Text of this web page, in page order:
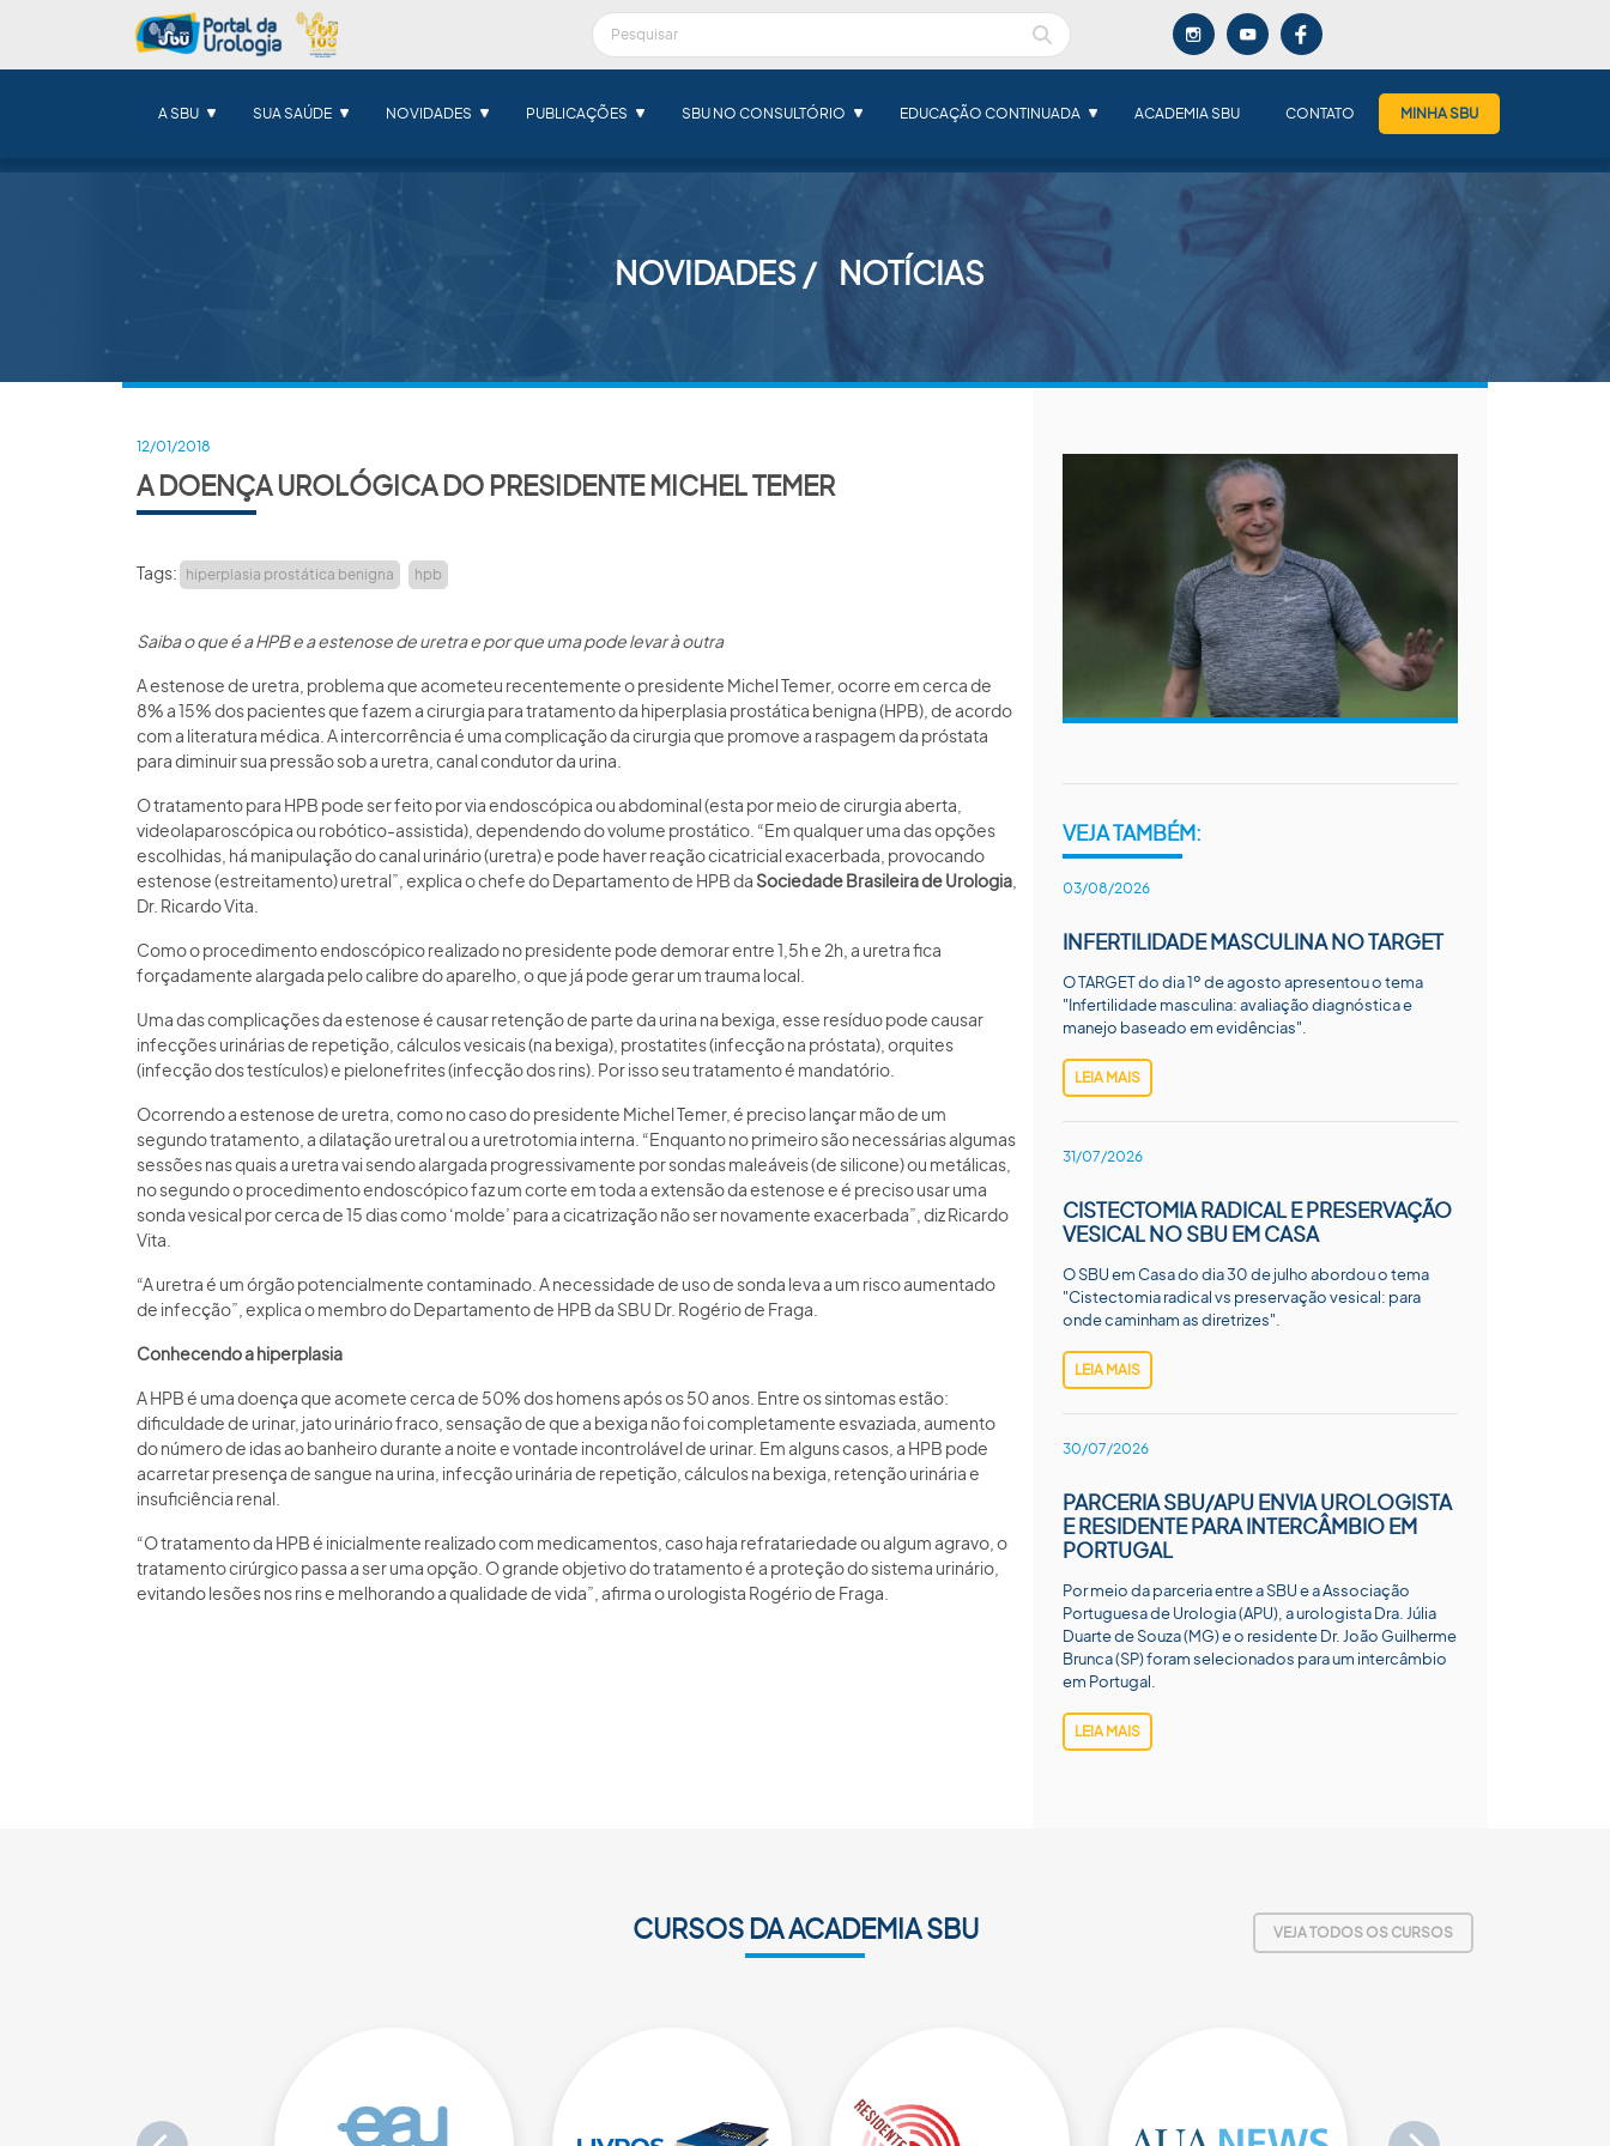
A SBU SUA SAÚDE NOVIDADES PUBLICAÇÕES SBU NO CONSULTÓRIO EDUCAÇÃO CONTINUADA ACADEMIA SBU CONTATO MINHA SBU
NOVIDADES NOTÍCIAS
12/01/2018
A DOENÇA UROLÓGICA DO PRESIDENTE MICHEL TEMER
Tags: hiperplasia prostática benigna hpb
Saiba o que é a HPB e a estenose de uretra e por que uma pode levar à outra
A estenose de uretra, problema que acometeu recentemente o presidente Michel Temer, ocorre em cerca de
8% a 15% dos pacientes que fazem a cirurgia para tratamento da hiperplasia prostática benigna (HPB), de acordo
com a literatura médica. A intercorrência é uma complicação da cirurgia que promove a raspagem da próstata
para diminuir sua pressão sob a uretra, canal condutor da urina.
O tratamento para HPB pode ser feito por via endoscópica ou abdominal (esta por meio de cirurgia aberta,
videolaparoscópica ou robótico-assistida), dependendo do volume prostático. “Em qualquer uma das opções
escolhidas, há manipulação do canal urinário (uretra) e pode haver reação cicatricial exacerbada, provocando
estenose (estreitamento) uretral”, explica o chefe do Departamento de HPB da Sociedade Brasileira de Urologia
Dr. Ricardo Vita.
Como o procedimento endoscópico realizado no presidente pode demorar entre 1,5h e 2h, a uretra fica
forçadamente alargada pelo calibre do aparelho, o que já pode gerar um trauma local.
Uma das complicações da estenose é causar retenção de parte da urina na bexiga, esse resíduo pode causar
infecções urinárias de repetição, cálculos vesicais (na bexiga), prostatites (infecção na próstata), orquites
(infecção dos testículos) e pielonefrites (infecção dos rins). Por isso seu tratamento é mandatório.
Ocorrendo a estenose de uretra, como no caso do presidente Michel Temer, é preciso lançar mão de um
segundo tratamento, a dilatação uretral ou a uretrotomia interna. “Enquanto no primeiro são necessárias algumas
sessões nas quais a uretra vai sendo alargada progressivamente por sondas maleáveis (de silicone) ou metálicas,
no segundo o procedimento endoscópico faz um corte em toda a extensão da estenose e é preciso usar uma
sonda vesical por cerca de 15 dias como ‘molde’ para a cicatrização não ser novamente exacerbada”, diz Ricardo
Vita.
“A uretra é um órgão potencialmente contaminado. A necessidade de uso de sonda leva a um risco aumentado
de infecção”, explica o membro do Departamento de HPB da SBU Dr. Rogério de Fraga.
Conhecendo a hiperplasia
A HPB é uma doença que acomete cerca de 50% dos homens após os 50 anos. Entre os sintomas estão:
dificuldade de urinar, jato urinário fraco, sensação de que a bexiga não foi completamente esvaziada, aumento
do número de idas ao banheiro durante a noite e vontade incontrolável de urinar. Em alguns casos, a HPB pode
acarretar presença de sangue na urina, infecção urinária de repetição, cálculos na bexiga, retenção urinária e
insuficiência renal.
“O tratamento da HPB é inicialmente realizado com medicamentos, caso haja refratariedade ou algum agravo, o
tratamento cirúrgico passa a ser uma opção. O grande objetivo do tratamento é a proteção do sistema urinário,
evitando lesões nos rins e melhorando a qualidade de vida”, afirma o urologista Rogério de Fraga.
VEJA TAMBÉM:
03/08/2026
INFERTILIDADE MASCULINA NO TARGET
O TARGET do dia 1º de agosto apresentou o tema
"Infertilidade masculina: avaliação diagnóstica e
manejo baseado em evidências".
LEIA MAIS
31/07/2026
CISTECTOMIA RADICAL E PRESERVAÇÃO
VESICAL NO SBU EM CASA
O SBU em Casa do dia 30 de julho abordou o tema
"Cistectomia radical vs preservação vesical: para
onde caminham as diretrizes".
LEIA MAIS
30/07/2026
PARCERIA SBU/APU ENVIA UROLOGISTA
E RESIDENTE PARA INTERCÂMBIO EM
PORTUGAL
Por meio da parceria entre a SBU e a Associação
Portuguesa de Urologia (APU), a urologista Dra. Júlia
Duarte de Souza (MG) e o residente Dr. João Guilherme
Brunca (SP) foram selecionados para um intercâmbio
em Portugal.
LEIA MAIS
CURSOS DA ACADEMIA SBU VEJA TODOS OS CURSOS